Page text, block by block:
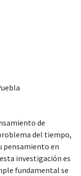
de
del tiempo,
pensamiento en
investigación es
fundamental se